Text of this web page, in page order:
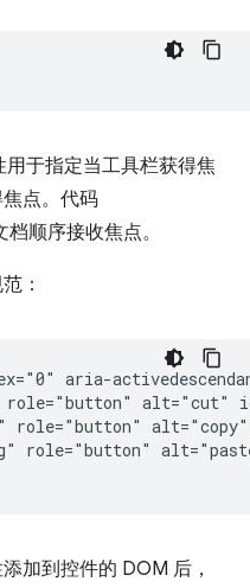
用于指定当工具栏获得焦
点。代码
顺序接收焦点。
：
aria-
alt="cut"
role="button"
role="button"
加到控件的 DOM 后，